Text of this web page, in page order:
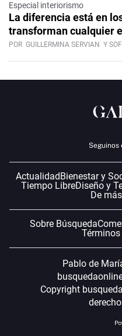
Especial interiorismo
La diferencia está en
transforman cualquier
POR GUILLERMINA SERVIAN Y
Seguinos
Actualidad Bienestar y
Tiempo LibreDiseño y
De
Sobre Búsqueda
Pablo de
Copyright